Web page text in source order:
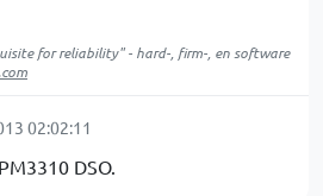
for reliability" - hard-, firm-, en software
02:02:11
DSO.